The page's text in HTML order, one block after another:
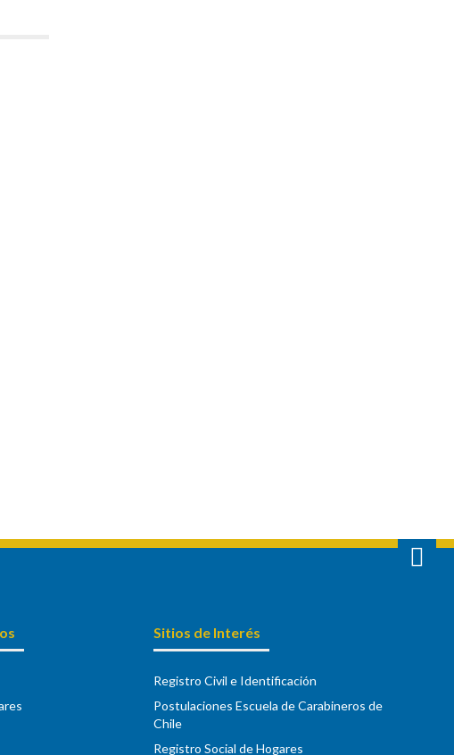
Sitios de Interés
Registro Civil e Identificación
Postulaciones Escuela de Carabineros de
Chile
Registro Social de Hogares